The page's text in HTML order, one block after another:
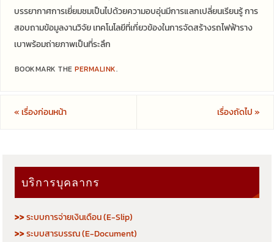
บรรยากาศการเยี่ยมชมเป็นไปด้วยความอบอุ่นมีการแลกเปลี่ยนเรียนรู้ การ
สอบถามข้อมูลงานวิจัย เทคโนโลยีที่เกี่ยวข้องในการจัดสร้างรถไฟฟ้าราง
เบาพร้อมถ่ายภาพเป็นที่ระลึก
BOOKMARK THEPERMALINK.
«เรื่องก่อนหน้า เรื่องถัดไป»
บริการบุคลากร
>>ระบบการจ่ายเงินเดือน (E-Slip)
>>ระบบสารบรรณ (E-Document)